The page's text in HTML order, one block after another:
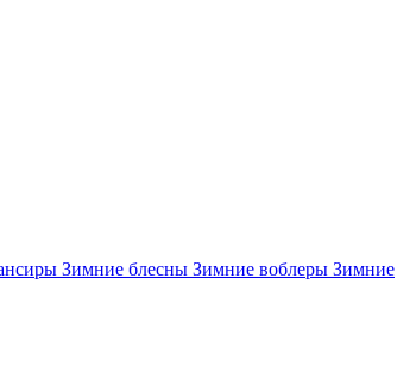
Зимние блесны Зимние воблеры Зимние